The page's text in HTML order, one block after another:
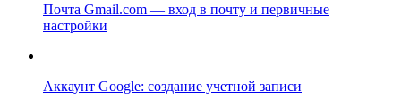
Почта Gmail.com — вход в почту и первичные
настройки
Аккаунт Google: создание учетной записи